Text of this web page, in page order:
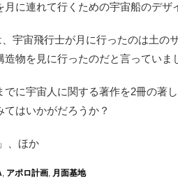
に連れて行くための宇宙船のデザ
、宇宙飛行士が月に行ったのは土
物を見に行ったのだと言っていま
に宇宙人に関する著作を2冊の著
はいかがだろうか？
」、ほか
, アポロ計画, 月面基地